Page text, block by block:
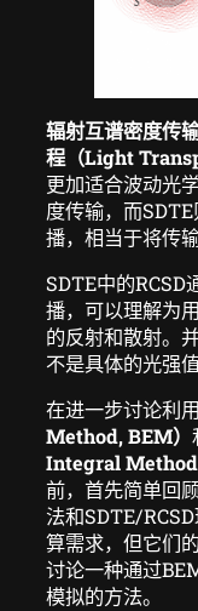
辐射互谱密度传
程（Light
更加适合波动光
度传输，而
播，相当于将传
SDTE中的RCSD
播，可以理解为
的反射和散射。
不是具体的光强
在进一步讨论利用
Method, BEM）
Integral
前，首先简单回
法和SDTE/
算需求，但它们
讨论一种通过
模拟的方法。